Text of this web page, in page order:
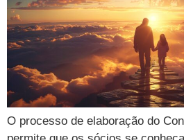
O processo de elaboração do